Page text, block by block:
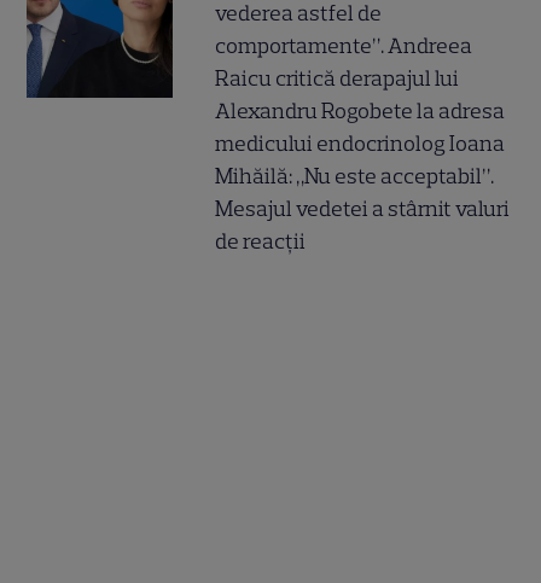
vederea astfel de
comportamente”. Andreea
Raicu critică derapajul lui
Alexandru Rogobete la adresa
medicului endocrinolog Ioana
Mihăilă: „Nu este acceptabil”.
Mesajul vedetei a stârnit valuri
de reacții